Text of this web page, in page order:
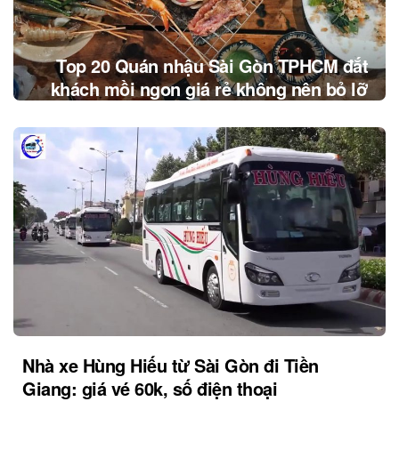
Top 20 Quán nhậu Sài Gòn TPHCM đắt
khách mồi ngon giá rẻ không nên bỏ lỡ
Nhà xe Hùng Hiếu từ Sài Gòn đi Tiền
Giang: giá vé 60k, số điện thoại